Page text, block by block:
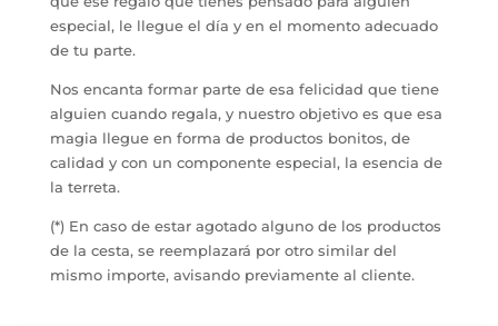
especial, le llegue el día y en el momento adecuado
de tu parte.
Nos encanta formar parte de esa felicidad que tiene
alguien cuando regala, y nuestro objetivo es que esa
magia llegue en forma de productos bonitos, de
calidad y con un componente especial, la esencia de
la terreta.
(*) En caso de estar agotado alguno de los productos
de la cesta, se reemplazará por otro similar del
mismo importe, avisando previamente al cliente.